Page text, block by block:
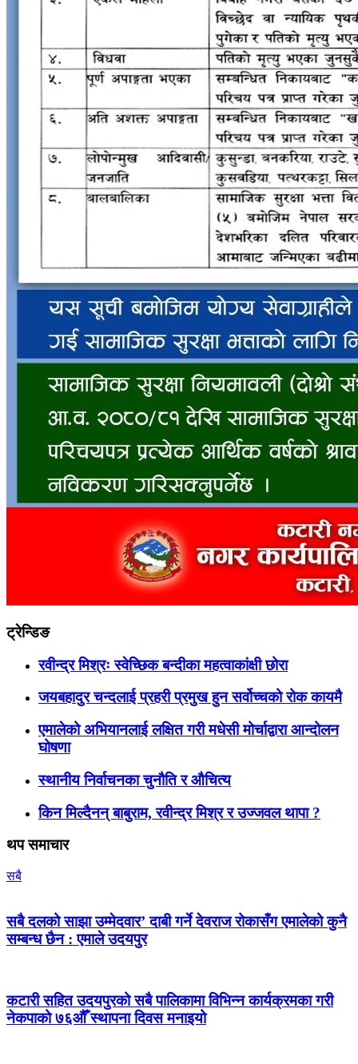
ट्रेन्डिङ
रवीन्द्र मिश्रः स्वेच्छिक बन्दीका महत्वाकांक्षी छोरा
जयबहादुर चन्दलाई प्रहरी प्रमुख हुन सर्वोच्चको रोक कायमै
एमालेको अभियानलाई लक्षित गरी मधेसी मोर्चाद्वारा आन्दोलन
घोषणा
स्थानीय निर्वाचनका चुनौति र औचित्य
किन मिल्दैनन् बाबुराम, रवीन्द्र मिश्र र उज्जवल थापा ?
थप समाचार
सबै
सबै दलको साझा उम्मेदवार’ दाबी गर्ने देवराज रोकासँग एमालेको कुनै
सम्बन्ध छैन : एमाले उदयपुर
कटारी सहित उदयपुरको सबै पालिकामा विभिन्न कार्यक्रमका गरी
नेकपाको ७६औँ स्थापना दिवस मनाइयो